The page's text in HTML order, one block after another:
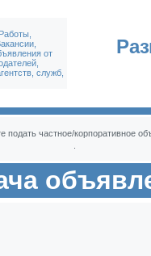
от
служб,
частное/корпоративное